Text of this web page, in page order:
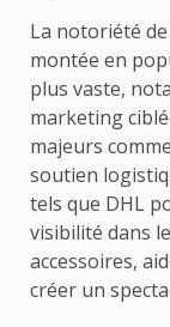
La notoriété
montée en
plus vaste,
marketing
majeurs
soutien
tels que DHL
visibilité dans
accessoires,
créer un